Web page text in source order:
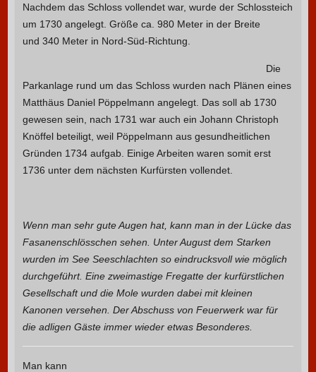
Nachdem das Schloss vollendet war, wurde der Schlossteich
um 1730 angelegt. Größe ca. 980 Meter in der Breite
und 340 Meter in Nord-Süd-Richtung.
Die
Parkanlage rund um das Schloss wurden nach Plänen eines
Matthäus Daniel Pöppelmann angelegt. Das soll ab 1730
gewesen sein, nach 1731 war auch ein Johann Christoph
Knöffel beteiligt, weil Pöppelmann aus gesundheitlichen
Gründen 1734 aufgab. Einige Arbeiten waren somit erst
1736 unter dem nächsten Kurfürsten vollendet.
Wenn man sehr gute Augen hat, kann man in der Lücke das
Fasanenschlösschen sehen. Unter August dem Starken
wurden im See Seeschlachten so eindrucksvoll wie möglich
durchgeführt. Eine zweimastige Fregatte der kurfürstlichen
Gesellschaft und die Mole wurden dabei mit kleinen
Kanonen versehen. Der Abschuss von Feuerwerk war für
die adligen Gäste immer wieder etwas Besonderes.
Man kann